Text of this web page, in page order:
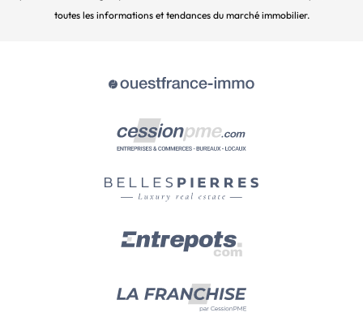
toutes les informations et tendances du marché immobilier.